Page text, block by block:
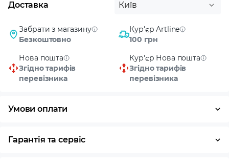
Доставка Київ
Забрати з магазину
Безкоштовно
Кур'єр Artline
100 грн
Нова пошта
Згідно тарифів
перевізника
Кур'єр Нова пошта
Згідно тарифів
перевізника
Умови оплати
Гарантія та сервіс